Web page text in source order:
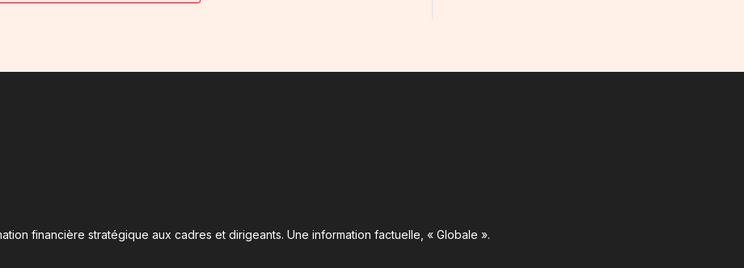
financière stratégique aux cadres et dirigeants. Une information factuelle, « Globale ».